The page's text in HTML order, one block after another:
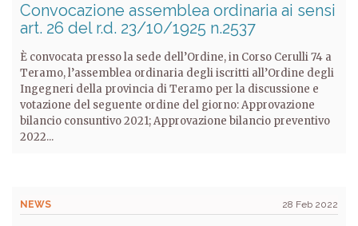
Convocazione assemblea ordinaria ai sensi
art. 26 del r.d. 23/10/1925 n.2537
È convocata presso la sede dell’Ordine, in Corso Cerulli 74 a
Teramo, l’assemblea ordinaria degli iscritti all’Ordine degli
Ingegneri della provincia di Teramo per la discussione e
votazione del seguente ordine del giorno: Approvazione
bilancio consuntivo 2021; Approvazione bilancio preventivo
2022...
NEWS 28 Feb 2022